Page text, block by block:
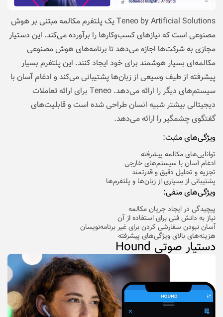
Teneo by Artificial Solutions یک پلتفرم مکالمه مبتنی بر هوش
مصنوعی است که نیازهای کسب‌وکارها را برآورده می‌کند. این دستیار
مجازی به شرکت‌ها اجازه می‌دهد تا برنامه‌های هوش مصنوعی
مکالمه‌ای بسیار هوشمند برای خود ایجاد کنند. این پلتفرم بسیار
پیشرفته از طیف وسیعی از زبان‌ها پشتیبانی می‌کند و ادغام آسان با
سیستم‌های دیگر را ارائه می‌دهد. Teneo برای ارائه تعاملات
دیجیتالی بیشتر شبیه انسان طراحی شده است و قابلیت‌های
گفتگوی چشمگیر را ارائه می‌دهد.
ویژگی‌های مثبت:
توانایی‌های مکالمه پیشرفته
ادغام آسان با سیستم‌های خارجی
تجزیه و تحلیل دقیق و قدرتمند
پشتیبانی از بسیاری از زبان‌ها و پلتفرم‌ها
ویژگی‌های منفی:
پیچیدگی در ایجاد جریان مکالمه
نیاز به دانش فنی برای استفاده از آن
آسان نبودن سفارشی کردن برای غیر برنامه‌نویسان
هزینه‌های بالای ویژگی‌های پیشرفته
دستیار صوتی Hound